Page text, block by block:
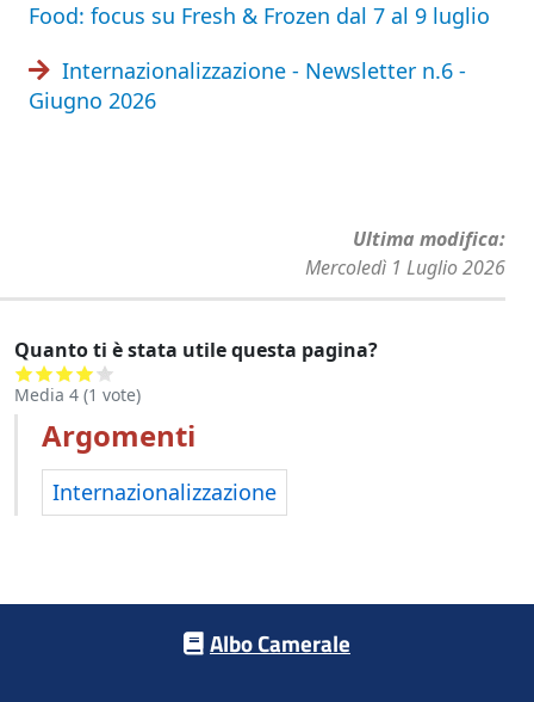
Food: focus su Fresh & Frozen dal 7 al 9 luglio
Internazionalizzazione - Newsletter n.6 -
Giugno 2026
Ultima modifica
Mercoledì 1 Luglio 2026
Quanto ti è stata utile questa pagina?
Media 4 (1 vote)
Argomenti
Internazionalizzazione
Albo Camerale